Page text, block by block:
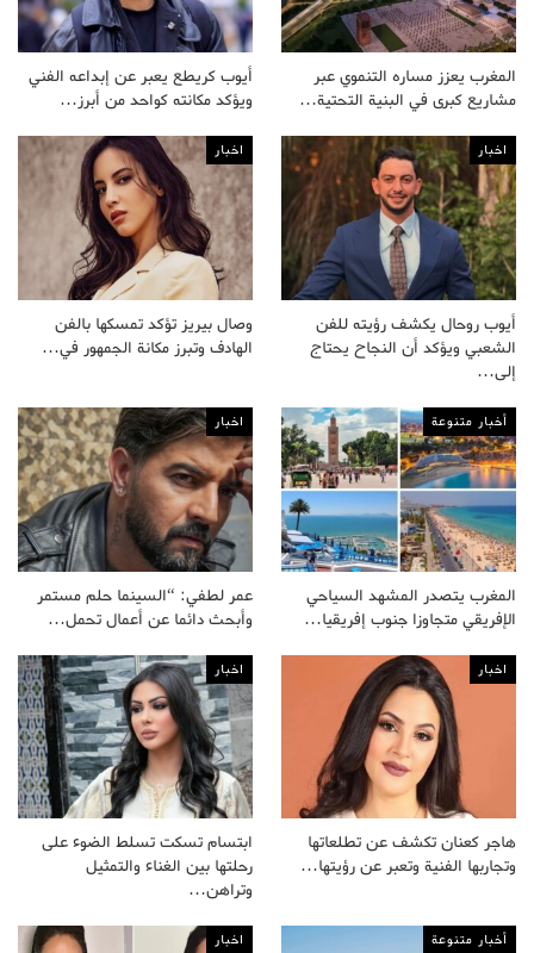
المغرب يعزز مساره التنموي عبر
مشاريع كبرى في البنية التحتية…
أيوب كريطع يعبر عن إبداعه الفني
ويؤكد مكانته كواحد من أبرز…
اخبار
أيوب روحال يكشف رؤيته للفن
الشعبي ويؤكد أن النجاح يحتاج
إلى…
اخبار
وصال بيريز تؤكد تمسكها بالفن
الهادف وتبرز مكانة الجمهور في…
أخبار متنوعة
المغرب يتصدر المشهد السياحي
الإفريقي متجاوزا جنوب إفريقيا…
اخبار
عمر لطفي: “السينما حلم مستمر
وأبحث دائما عن أعمال تحمل…
اخبار
هاجر كعنان تكشف عن تطلعاتها
وتجاربها الفنية وتعبر عن رؤيتها…
اخبار
ابتسام تسكت تسلط الضوء على
رحلتها بين الغناء والتمثيل
وتراهن…
أخبار متنوعة اخبار